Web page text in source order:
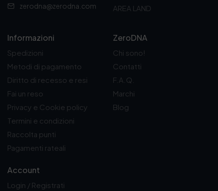
0
€
zerodna@zerodna.com
AREA LAND
Informazioni
Spedizioni
Metodi di pagamento
Diritto di recesso e resi
Fai un reso
Privacy e Cookie policy
Termini e condizioni
Raccolta punti
Pagamenti rateali
Account
Login / Registrati
ZeroDNA
Chi sono!
Contatti
F.A.Q.
Marchi
Blog